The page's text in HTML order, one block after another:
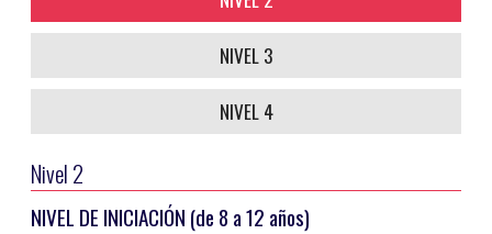
NIVEL 3
NIVEL 4
Nivel 2
NIVEL DE INICIACIÓN (de 8 a 12 años)